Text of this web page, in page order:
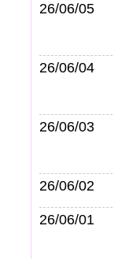
26/06/05
26/06/04
26/06/03
26/06/02
26/06/01